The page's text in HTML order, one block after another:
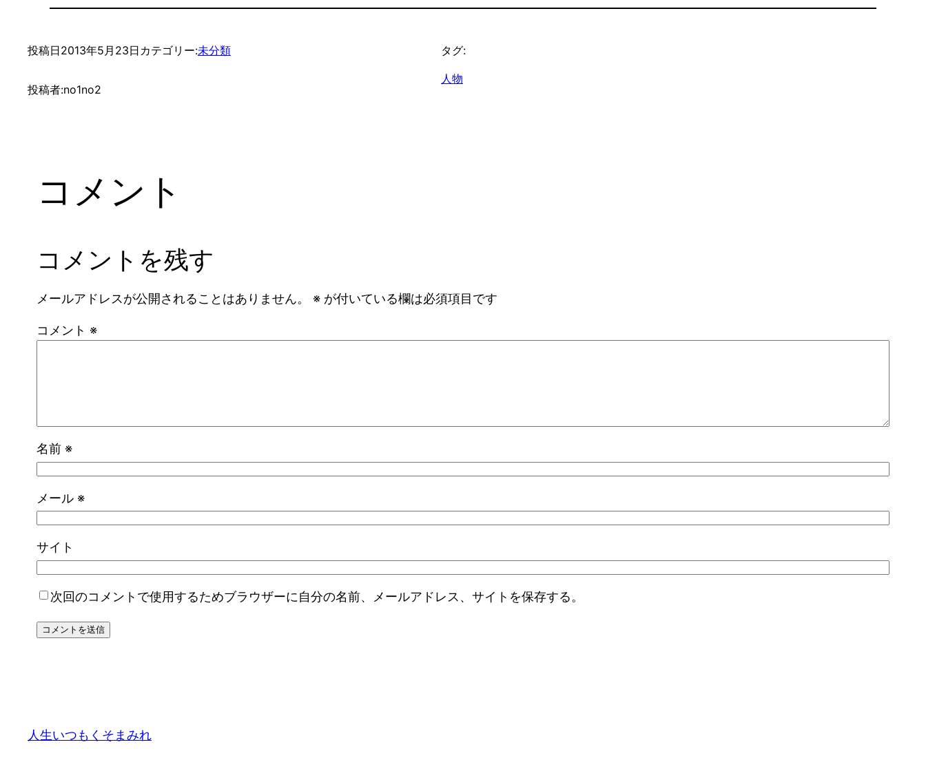
投稿日2013年5月23日 カテゴリー:未分類
投稿者:no1no2
タグ:
人物
コメント
コメントを残す
メールアドレスが公開されることはありません。 ※ が付いている欄は必須項目です
コメント ※
名前 ※
メール ※
サイト
次回のコメントで使用するためブラウザーに自分の名前、メールアドレス、サイトを保存する。
人生いつもくそまみれ